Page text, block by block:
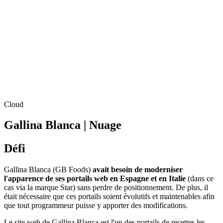
Cloud
Gallina Blanca | Nuage
Défi
Gallina Blanca (GB Foods) avait besoin de moderniser
l'apparence de ses portails web en Espagne et en Italie (dans ce
cas via la marque Star) sans perdre de positionnement. De plus, il
était nécessaire que ces portails soient évolutifs et maintenables afin
que tout programmeur puisse y apporter des modifications.